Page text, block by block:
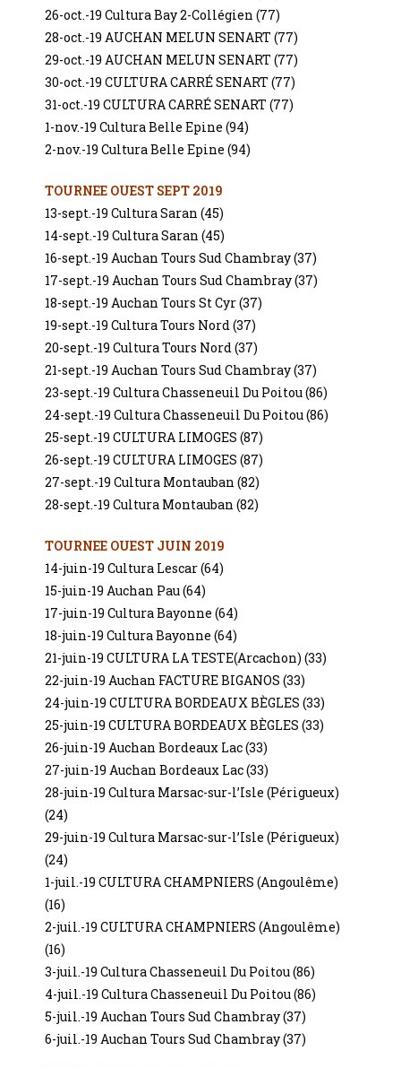
26-oct.-19 Cultura Bay 2-Collégien (77)
28-oct.-19 AUCHAN MELUN SENART (77)
29-oct.-19 AUCHAN MELUN SENART (77)
30-oct.-19 CULTURA CARRÉ SENART (77)
31-oct.-19 CULTURA CARRÉ SENART (77)
1-nov.-19 Cultura Belle Epine (94)
2-nov.-19 Cultura Belle Epine (94)
TOURNEE OUEST SEPT 2019
13-sept.-19 Cultura Saran (45)
14-sept.-19 Cultura Saran (45)
16-sept.-19 Auchan Tours Sud Chambray (37)
17-sept.-19 Auchan Tours Sud Chambray (37)
18-sept.-19 Auchan Tours St Cyr (37)
19-sept.-19 Cultura Tours Nord (37)
20-sept.-19 Cultura Tours Nord (37)
21-sept.-19 Auchan Tours Sud Chambray (37)
23-sept.-19 Cultura Chasseneuil Du Poitou (86)
24-sept.-19 Cultura Chasseneuil Du Poitou (86)
25-sept.-19 CULTURA LIMOGES (87)
26-sept.-19 CULTURA LIMOGES (87)
27-sept.-19 Cultura Montauban (82)
28-sept.-19 Cultura Montauban (82)
TOURNEE OUEST JUIN 2019
14-juin-19 Cultura Lescar (64)
15-juin-19 Auchan Pau (64)
17-juin-19 Cultura Bayonne (64)
18-juin-19 Cultura Bayonne (64)
21-juin-19 CULTURA LA TESTE(Arcachon) (33)
22-juin-19 Auchan FACTURE BIGANOS (33)
24-juin-19 CULTURA BORDEAUX BÈGLES (33)
25-juin-19 CULTURA BORDEAUX BÈGLES (33)
26-juin-19 Auchan Bordeaux Lac (33)
27-juin-19 Auchan Bordeaux Lac (33)
28-juin-19 Cultura Marsac-sur-l’Isle (Périgueux)
(24)
29-juin-19 Cultura Marsac-sur-l’Isle (Périgueux)
(24)
1-juil.-19 CULTURA CHAMPNIERS (Angoulême)
(16)
2-juil.-19 CULTURA CHAMPNIERS (Angoulême)
(16)
3-juil.-19 Cultura Chasseneuil Du Poitou (86)
4-juil.-19 Cultura Chasseneuil Du Poitou (86)
5-juil.-19 Auchan Tours Sud Chambray (37)
6-juil.-19 Auchan Tours Sud Chambray (37)